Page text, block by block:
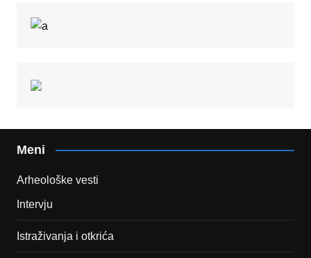
Meni
Arheološke vesti
Intervju
Istraživanja i otkrića